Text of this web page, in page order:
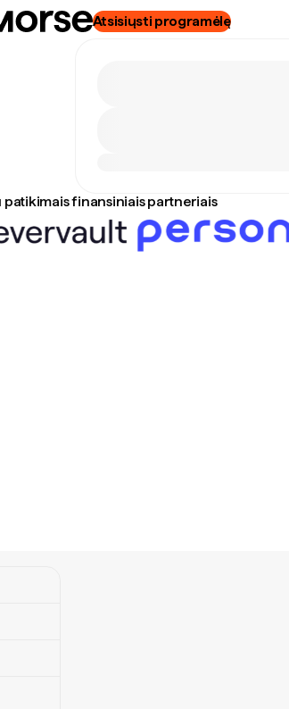
Atsisiųsti programėlę
patikimais finansiniais partneriais